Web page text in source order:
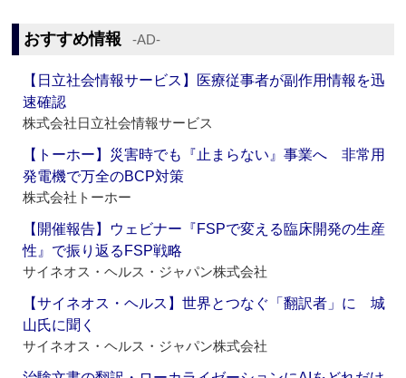
おすすめ情報 ‐AD‐
【日立社会情報サービス】医療従事者が副作用情報を迅
速確認
株式会社日立社会情報サービス
【トーホー】災害時でも『止まらない』事業へ 非常用
発電機で万全のBCP対策
株式会社トーホー
【開催報告】ウェビナー『FSPで変える臨床開発の生産
性』で振り返るFSP戦略
サイネオス・ヘルス・ジャパン株式会社
【サイネオス・ヘルス】世界とつなぐ「翻訳者」に 城
山氏に聞く
サイネオス・ヘルス・ジャパン株式会社